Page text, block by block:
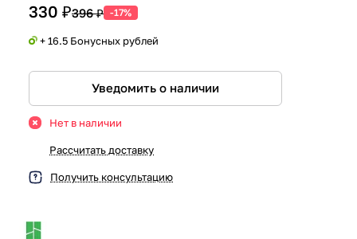
330 ₽396 ₽ -17%
+ 16.5 Бонусных рублей
Уведомить о наличии
Нет в наличии
Рассчитать доставку
Получить консультацию